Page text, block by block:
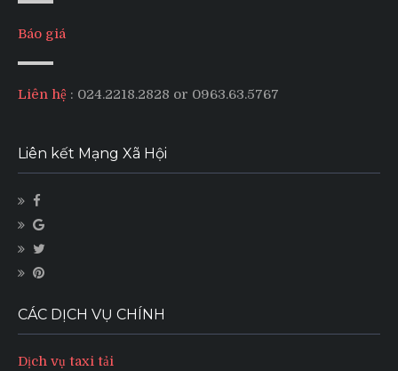
Báo giá
Liên hệ : 024.2218.2828 or 0963.63.5767
Liên kết Mạng Xã Hội
CÁC DỊCH VỤ CHÍNH
Dịch vụ taxi tải